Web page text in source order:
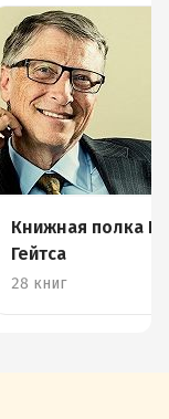
Книжная полка
Гейтса
28 книг